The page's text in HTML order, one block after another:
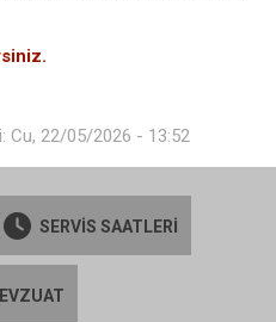
Cu, 22/05/2026 - 13:52
SERVİS SAATLERİ